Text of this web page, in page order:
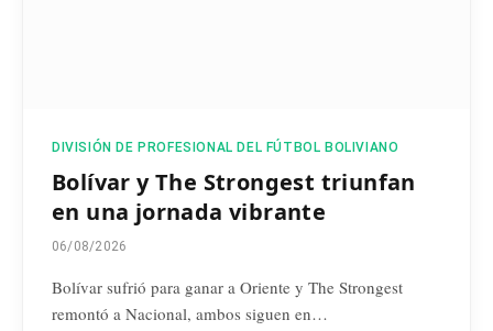
DIVISIÓN DE PROFESIONAL DEL FÚTBOL BOLIVIANO
Bolívar y The Strongest triunfan
en una jornada vibrante
06/08/2026
Bolívar sufrió para ganar a Oriente y The Strongest
remontó a Nacional, ambos siguen en…